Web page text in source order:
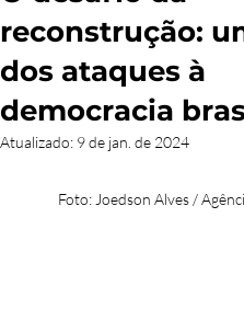
reconstrução:
dos ataques à
democracia
Atualizado: 9 de jan. de 2024
Foto: Joedson Alves /